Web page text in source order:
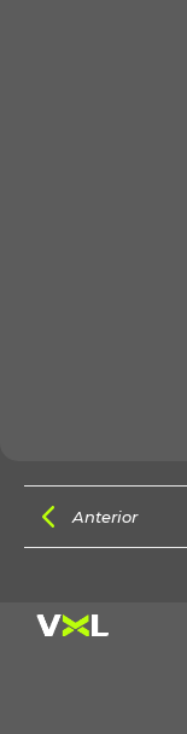
Anterior